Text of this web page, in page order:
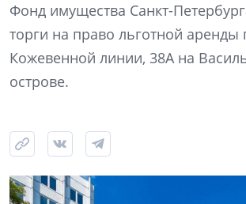
Фонд имущества Санкт-
торги на право льготной аренды
Кожевенной линии, 38А на
острове.